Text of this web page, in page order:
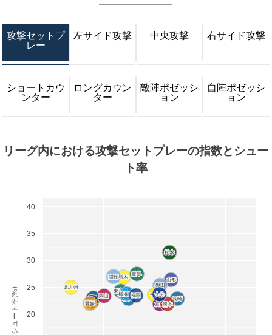
攻撃セットプ
レー
左サイド攻撃 中央攻撃 右サイド攻撃
ショートカウ
ンター
ロングカウン
ター
敵陣ポゼッシ
ョン
自陣ポゼッシ
ョン
リーグ内における攻撃セットプレーの指数とシュー
ト率
札幌
札幌
山形
山形
水戸
水戸
栃木
栃木
群馬
群馬
千葉
千葉
東京Ｖ
東京Ｖ
横浜FC
横浜FC
湘南
湘南
松本
松本
富山
富山
磐田
磐田
岐阜
岐阜
京都
京都
岡山
岡山
讃岐
讃岐
愛媛
愛媛
福岡
福岡
北九州
北九州
長崎
長崎
熊本
熊本
大分
大分
20
25
30
35
40
シュート率(%)